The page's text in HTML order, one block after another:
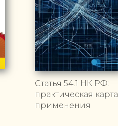
Статья 54.1 НК РФ:
практическая карта
применения